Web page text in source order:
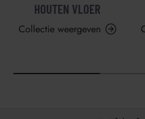
HOUTEN VLOER
Collectie weergeven